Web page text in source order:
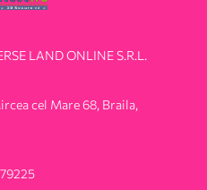
LAND ONLINE S.R.L.
cel Mare 68, Braila,